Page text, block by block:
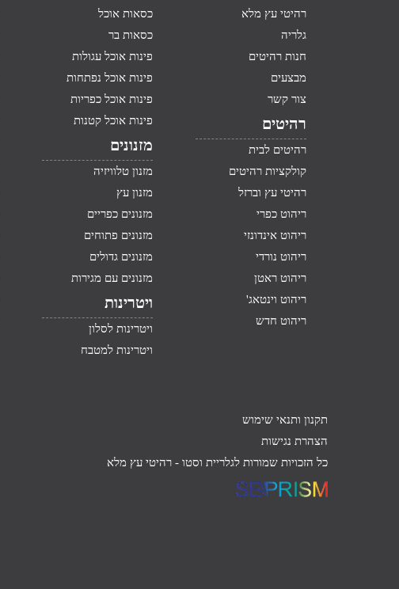
רהיטי עץ מלא
גלריה
חנות רהיטים
מבצעים
צור קשר
רהיטים
רהיטים לבית
קולקציות רהיטים
רהיטי עץ וברזל
ריהוט כפרי
ריהוט אינדונזי
ריהוט נורדי
ריהוט ראטן
ריהוט וינטאג'
ריהוט חדש
כסאות אוכל
כסאות בר
פינות אוכל עגולות
פינות אוכל נפתחות
פינות אוכל כפריות
פינות אוכל קטנות
מזנונים
מזנון טלוויזיה
מזנון עץ
מזנונים כפריים
מזנונים פתוחים
מזנונים גדולים
מזנונים עם מגירות
ויטרינות
ויטרינות לסלון
ויטרינות למטבח
תקנון ותנאי שימוש
הצהרת נגישות
כל הזכויות שמורות לגלריית וסטו - רהיטי עץ מלא